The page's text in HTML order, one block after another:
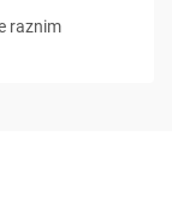
raznim